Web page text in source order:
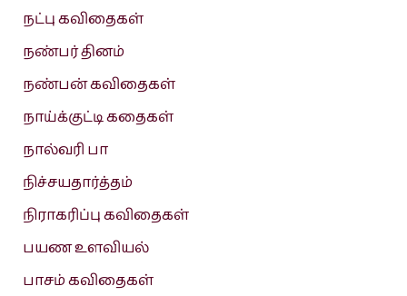
நட்பு கவிதைகள்
நண்பர் தினம்
நண்பன் கவிதைகள்
நாய்க்குட்டி கதைகள்
நால்வரி பா
நிச்சயதார்த்தம்
நிராகரிப்பு கவிதைகள்
பயண உளவியல்
பாசம் கவிதைகள்